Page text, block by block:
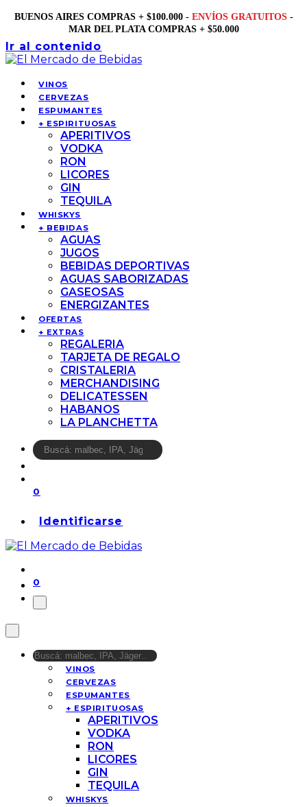
BUENOS AIRES COMPRAS + $100.000 - ENVÍOS GRATUITOS -
MAR DEL PLATA COMPRAS + $50.000
Ir al contenido
VINOS
CERVEZAS
ESPUMANTES
+ ESPIRITUOSAS
APERITIVOS
VODKA
RON
LICORES
GIN
TEQUILA
WHISKYS
+ BEBIDAS
AGUAS
JUGOS
BEBIDAS DEPORTIVAS
AGUAS SABORIZADAS
GASEOSAS
ENERGIZANTES
OFERTAS
+ EXTRAS
REGALERIA
TARJETA DE REGALO
CRISTALERIA
MERCHANDISING
DELICATESSEN
HABANOS
LA PLANCHETTA
0
Identificarse
0
VINOS
CERVEZAS
ESPUMANTES
+ ESPIRITUOSAS
APERITIVOS
VODKA
RON
LICORES
GIN
TEQUILA
WHISKYS